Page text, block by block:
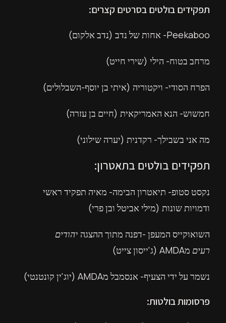
תפקידים בולטים בסרטים קצרים:
Peekaboo- אחות של נדב (נדב אלקום)
מרחב בטוח- הילי (שירי חייט)
הפרח הסודי- ויקטוריה (איתי בן יוסף-השבלולים)
חמשוש- הנא האמריקאית (חיים בן עזרה)
מה אני בשבילך- רקדנית (יערה שילוני)
תפקידים בולטים בתאטרון:
נקסט סטופ- תיאטרון הבימה- מאיה תפקיד ראשי
ודמויות שונות (מילי אביטל ובן פרי)
השואוקייס המעפן -דפנה מתוך ההצגה יהודים
רעים מAMDA (ג'ייסון צייט)
נשמר על ידי הצעיף- אנסמבל מAMDA (יוג'ין קונטנטי)
פרסומות בולטות: